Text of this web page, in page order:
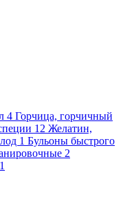
4 Горчица, горчичный
12 Желатин,
1 Бульоны быстрого
2
1